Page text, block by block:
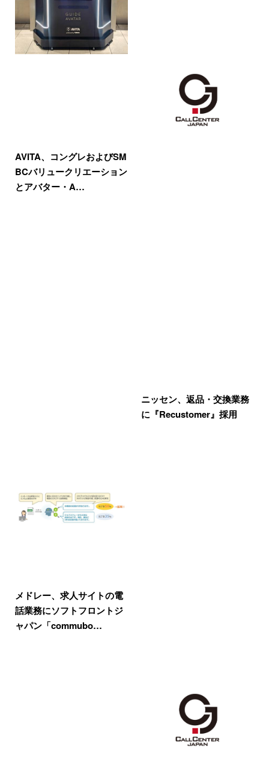
AVITA、コングレおよびSM
BCバリュークリエーション
とアバター・A…
ニッセン、返品・交換業務
に『Recustomer』採用
メドレー、求人サイトの電
話業務にソフトフロントジ
ャパン「commubo…